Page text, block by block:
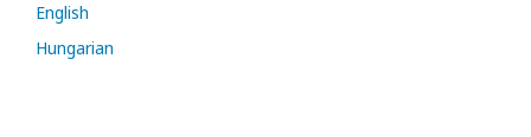
English
Hungarian